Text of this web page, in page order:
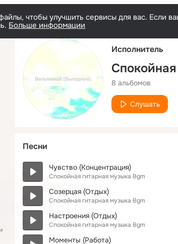
чтобы улучшить сервисы для вас. Если
Больше информации
Исполнитель
8 альбомов
Слушать
Песни
Чувство (Концентрация)
Спокойная гитарная музыка Bgm
Созерцая (Отдых)
Спокойная гитарная музыка Bgm
Настроения (Отдых)
Спокойная гитарная музыка Bgm
Моменты (Работа)